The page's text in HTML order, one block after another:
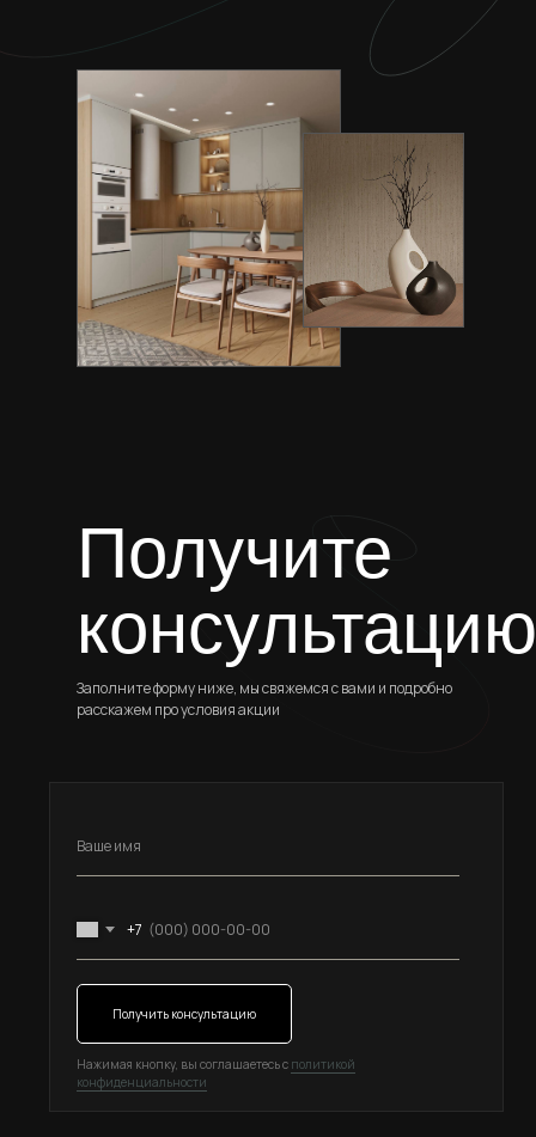
Получите
консультацию
Заполните форму ниже, мы свяжемся с вами и подробно
расскажем про условия акции
+7
Получить консультацию
Нажимая кнопку, вы соглашаетесь с политикой
конфиденциальности